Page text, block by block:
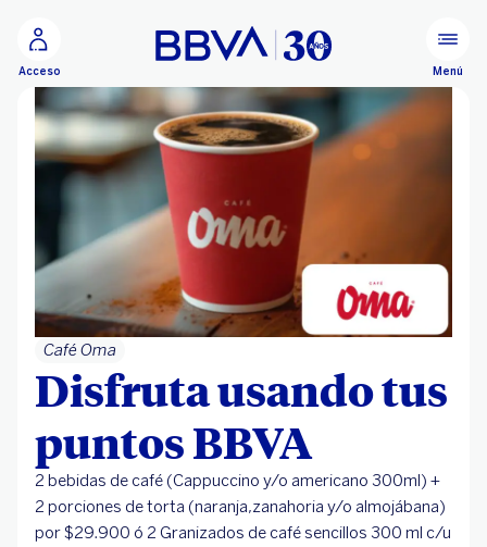
Acceso Menú
Café Oma
Disfruta usando tus
puntos BBVA
2 bebidas de café (Cappuccino y/o americano 300ml) +
2 porciones de torta (naranja,zanahoria y/o almojábana)
por $29.900 ó 2 Granizados de café sencillos 300 ml c/u